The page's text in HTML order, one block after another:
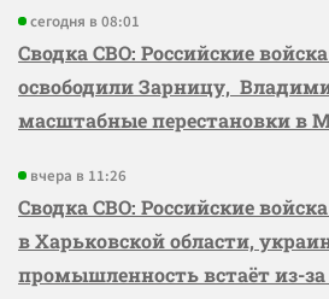
сегодня в 08:01
Сводка СВО: Российские
освободили Зарницу,
масштабные перестановки в
вчера в 11:26
Сводка СВО: Российские
в Харьковской области,
промышленность встаёт из-